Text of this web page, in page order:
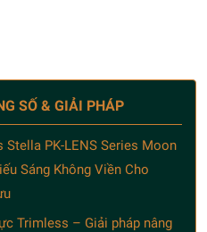
SỐ & GIẢI PHÁP
PK-LENS Series Moon
Sáng Không Viền Cho
Trimless – Giải pháp nâng